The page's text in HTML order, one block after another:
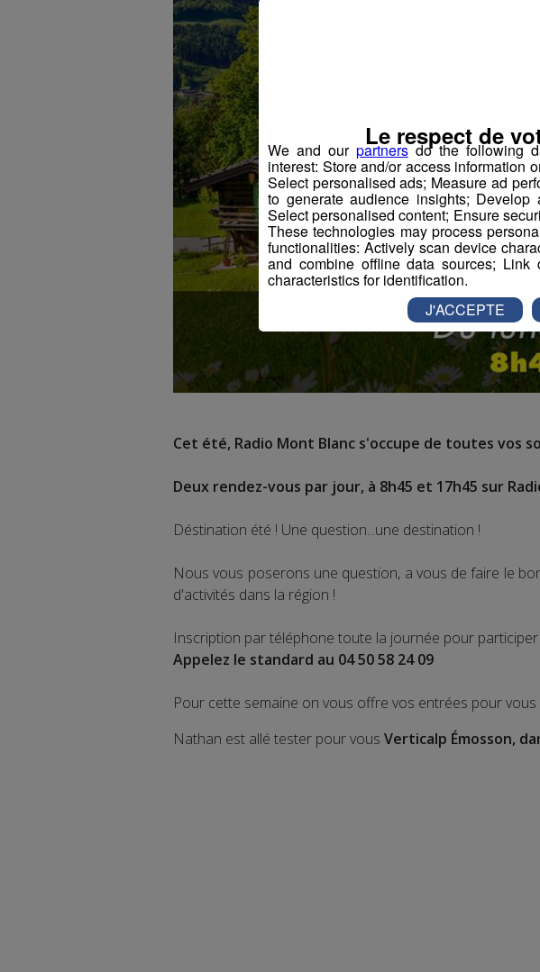
Cet été, Radio Mont Blanc s'occupe de toutes vos
Deux rendez-vous par jour, à 8h45 et 17h45 sur
Déstination été ! Une question...une destination !
Nous vous poserons une question, a vous de faire le
d'activités dans la région !
Inscription par téléphone toute la journée pour
Appelez le standard au 04 50 58 24 09
Pour cette semaine on vous offre vos entrées pour
Nathan est allé tester pour vous Verticalp Émosson,
We and our partnersdo the following
interest: Store and/or access information
Select personalised ads; Measure ad
to generate audience insights;
Select personalised content; Ensure
These technologies may process
functionalities: Actively scan device
and combine offline data sources; Link
characteristics for identification.
Le respect de
J'ACCEPTE